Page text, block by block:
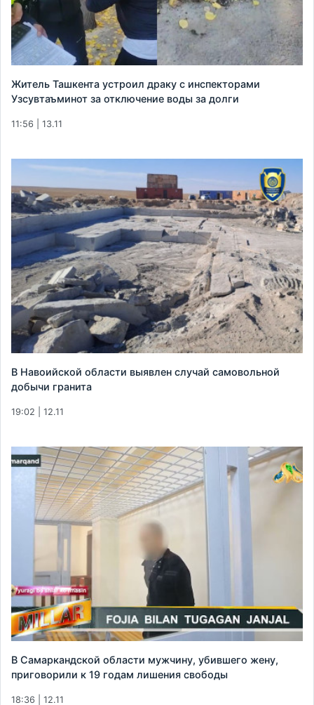
Житель Ташкента устроил драку с инспекторами
Узсувтаъминот за отключение воды за долги
11:56 | 13.11
В Навоийской области выявлен случай самовольной
добычи гранита
19:02 | 12.11
В Самаркандской области мужчину, убившего жену,
приговорили к 19 годам лишения свободы
18:36 | 12.11